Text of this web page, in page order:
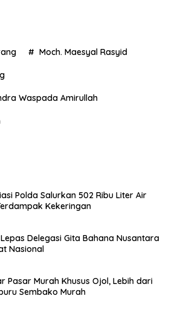
Moch. Maesyal Rasyid
Waspada Amirullah
Polda Salurkan 502 Ribu Liter Air
Kekeringan
Delegasi Gita Bahana Nusantara
Nasional
Pasar Murah Khusus Ojol, Lebih dari
Sembako Murah